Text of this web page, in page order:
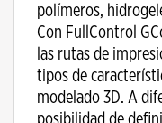
polímeros,
Con FullControl
las rutas de
tipos de
modelado 3D. A
posibilidad de